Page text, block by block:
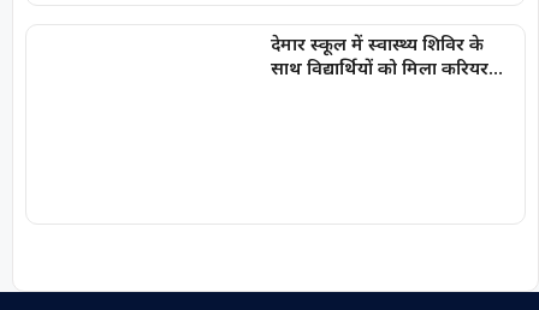
देमार स्कूल में स्वास्थ्य शिविर के
साथ विद्यार्थियों को मिला करियर